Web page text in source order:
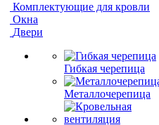
Комплектующие для кровли
Окна
Двери
Гибкая черепица
Металлочерепица